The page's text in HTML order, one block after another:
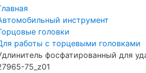
инструмент
головки
работы с торцевыми головками
фосфатированный для
75_z01